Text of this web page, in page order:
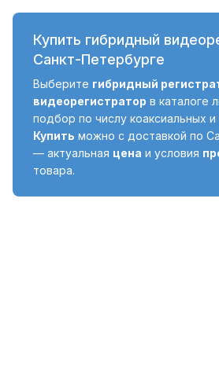
Купить гибридный
Санкт-Петербурге
Выберите гибридный
видеорегистратор в каталоге
подбор по числу коаксиальных и
Купить можно с доставкой по
— актуальная цена и условия
товара.